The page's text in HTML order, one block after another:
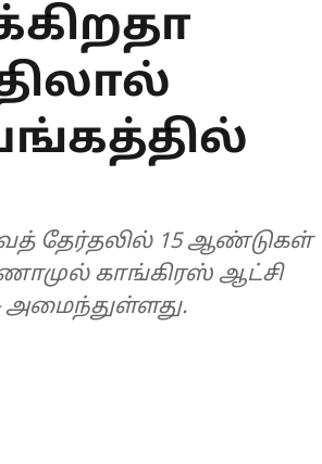
தேர்தலில் 15 ஆண்டுகள்
காங்கிரஸ் ஆட்சி
அமைந்துள்ளது.